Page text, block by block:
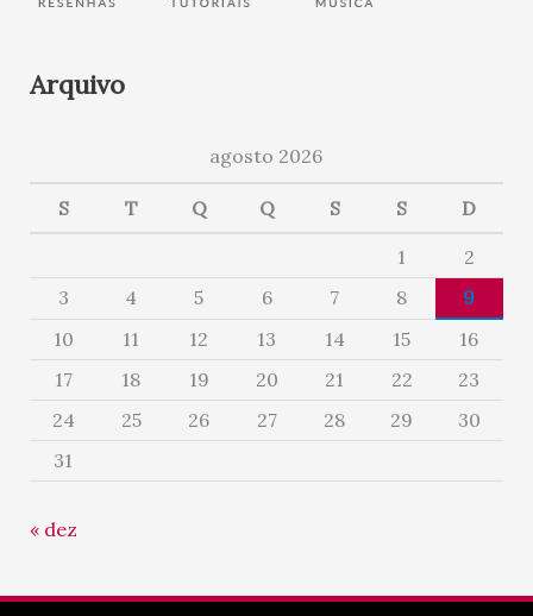
Arquivo
agosto 2026
S T Q Q S S D
1
2
3
4 5 6 7 8
9
10
11 12 13 14 15
16
17
18 19 20 21 22
23
24
25 26 27 28 29
30
31
« dez